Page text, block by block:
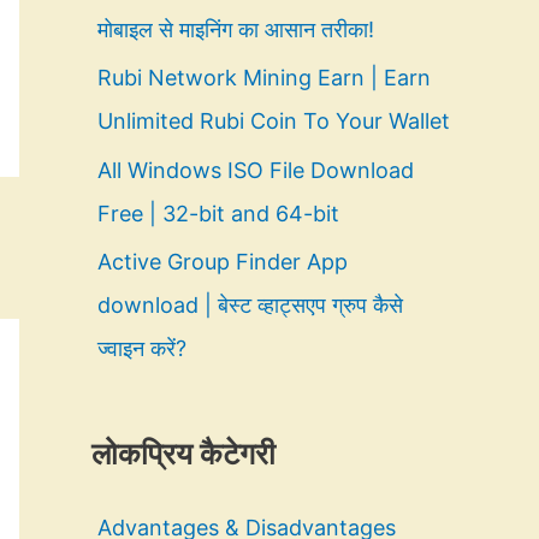
मोबाइल से माइनिंग का आसान तरीका!
Rubi Network Mining Earn | Earn
Unlimited Rubi Coin To Your Wallet
All Windows ISO File Download
Free | 32-bit and 64-bit
Active Group Finder App
download | बेस्ट व्हाट्सएप ग्रुप कैसे
ज्वाइन करें?
लोकप्रिय कैटेगरी
Advantages & Disadvantages